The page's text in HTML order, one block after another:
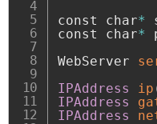
const char*
const char*
WebServer
IPAddress
ip
IPAddress
IPAddress